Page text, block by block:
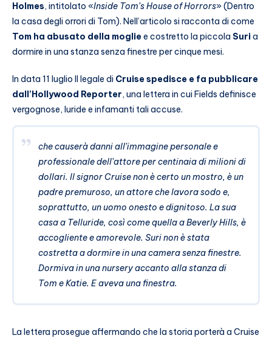
Holmes, intitolato «Inside Tom’s House of Horrors» (Dentro
la casa degli orrori di Tom). Nell’articolo si racconta di come
Tom ha abusato della mogliee costretto la piccola Suria
dormire in una stanza senza finestre per cinque mesi.
In data 11 luglio Il legale di Cruise spedisce e fa pubblicare
dall’Hollywood Reporter, una lettera in cui Fields definisce
vergognose, luride e infamanti tali accuse.
che causerà danni all’immagine personale e
professionale dell’attore per centinaia di milioni di
dollari. Il signor Cruise non è certo un mostro, è un
padre premuroso, un attore che lavora sodo e,
soprattutto, un uomo onesto e dignitoso. La sua
casa a Telluride, così come quella a Beverly Hills, è
accogliente e amorevole. Suri non è stata
costretta a dormire in una camera senza finestre.
Dormiva in una nursery accanto alla stanza di
Tom e Katie. E aveva una finestra.
La lettera prosegue affermando che la storia porterà a Cruise